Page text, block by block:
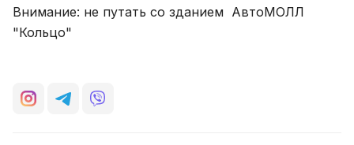
Внимание: не путать со зданием АвтоМОЛЛ
"Кольцо"